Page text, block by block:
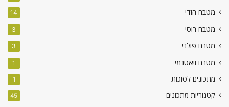
מטבח הודי 14
מטבח רוסי 3
מטבח פולני 3
מטבח ויאטנמי 1
מתכונים לסוכות 1
קטגוריות מתכונים 45